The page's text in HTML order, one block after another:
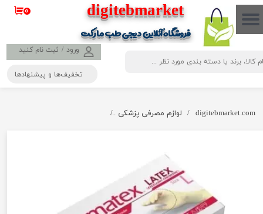
​​​​​​​​digitebmarket
فروشگاه آنلاین دیجی طب مارکت
ورود / ثبت نام کنید
حساب کاربری من
تغییر گذر واژه
۰
تخفیف‌ها و پیشنهادها
digitebmarket.com لوازم مصرفی پزشکی